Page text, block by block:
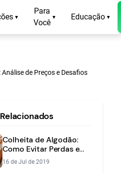
▾
Para
Você
▾ Educação ▾
de Preços e Desafios
min
leitura
Colheita de Algodão:
Como Evitar Perdas e
Maximizar Qualidade da
Fibra
16 de Jul de 2019